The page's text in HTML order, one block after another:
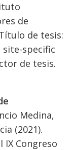
de
de tesis:
specific
de tesis.
Medina,
(2021).
Congreso